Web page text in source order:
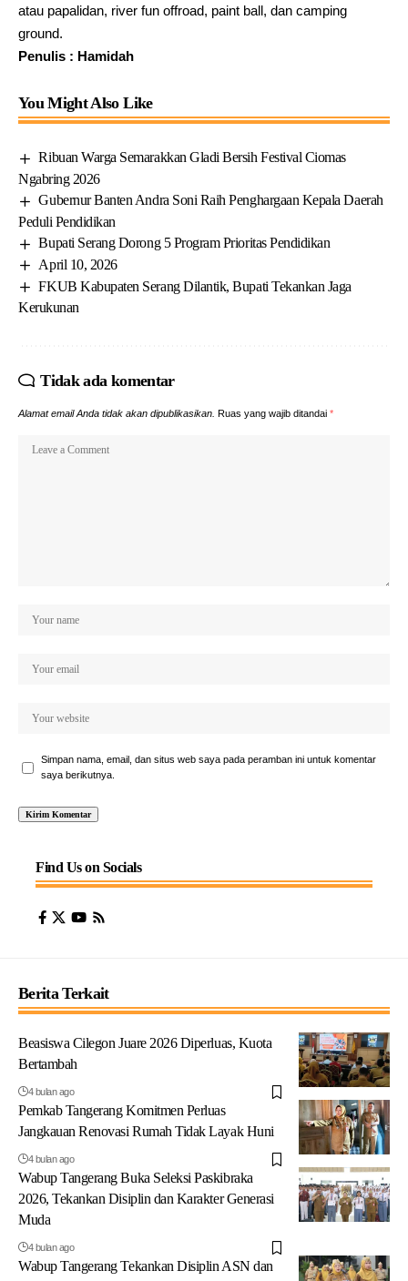
atau papalidan, river fun offroad, paint ball, dan camping
ground.
Penulis : Hamidah
You Might Also Like
Ribuan Warga Semarakkan Gladi Bersih Festival Ciomas
Ngabring 2026
Gubernur Banten Andra Soni Raih Penghargaan Kepala Daerah
Peduli Pendidikan
Bupati Serang Dorong 5 Program Prioritas Pendidikan
April 10, 2026
FKUB Kabupaten Serang Dilantik, Bupati Tekankan Jaga
Kerukunan
Tidak ada komentar
Alamat email Anda tidak akan dipublikasikan. Ruas yang wajib ditandai *
Simpan nama, email, dan situs web saya pada peramban ini untuk komentar
saya berikutnya.
Find Us on Socials
Berita Terkait
Beasiswa Cilegon Juare 2026 Diperluas, Kuota
Bertambah
4 bulan ago
Pemkab Tangerang Komitmen Perluas
Jangkauan Renovasi Rumah Tidak Layak Huni
4 bulan ago
Wabup Tangerang Buka Seleksi Paskibraka
2026, Tekankan Disiplin dan Karakter Generasi
Muda
4 bulan ago
Wabup Tangerang Tekankan Disiplin ASN dan